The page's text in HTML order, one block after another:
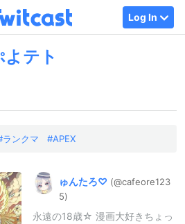
Log In
よテト
ランクマ APEX
ゅんたろ♡ (@cafeore123
5)
永遠の18歳☆ 漫画大好きちょっ